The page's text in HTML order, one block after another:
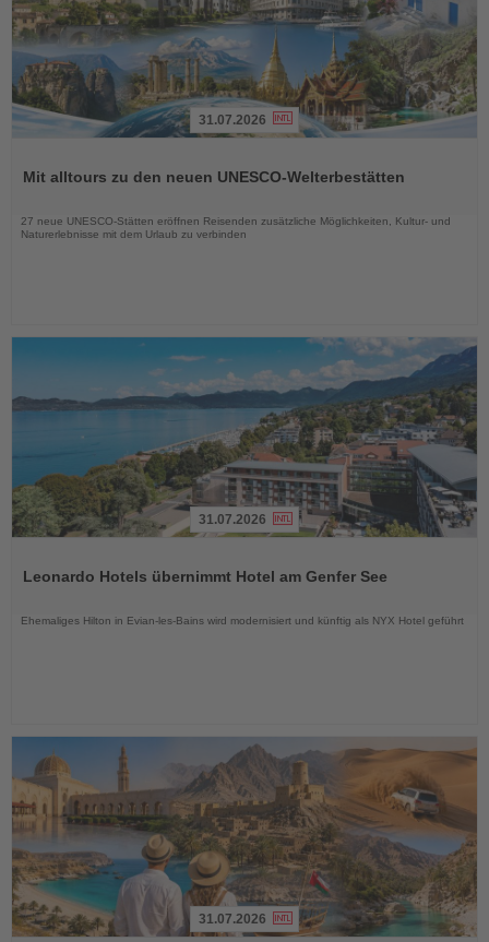
die
31.07.2026
Mit alltours zu den neuen UNESCO-Welterbestätten
27 neue UNESCO-Stätten eröffnen Reisenden zusätzliche Möglichkeiten, Kultur- und
Naturerlebnisse mit dem Urlaub zu verbinden
die
31.07.2026
Leonardo Hotels übernimmt Hotel am Genfer See
Ehemaliges Hilton in Evian-les-Bains wird modernisiert und künftig als NYX Hotel geführt
31.07.2026